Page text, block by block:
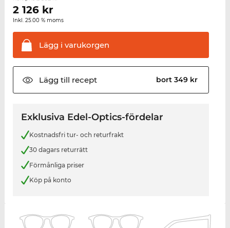
2 126kr
Inkl. 25.00 % moms
Lägg i varukorgen
Lägg till recept bort 349 kr
Exklusiva Edel-Optics-fördelar
Kostnadsfri tur- och returfrakt
30 dagars returrätt
Förmånliga priser
Köp på konto